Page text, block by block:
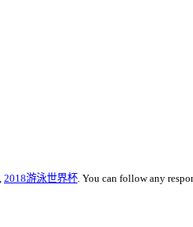
2018游泳世界杯 . You can follow any